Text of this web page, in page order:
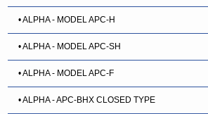
• ALPHA - MODEL APC-H
• ALPHA - MODEL APC-SH
• ALPHA - MODEL APC-F
• ALPHA - APC-BHX CLOSED TYPE